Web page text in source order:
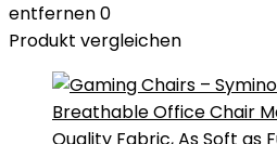
entfernen0
Produkt vergleichen